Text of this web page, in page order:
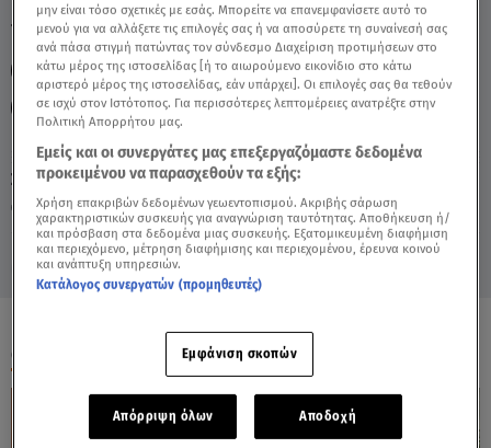
Σάββατο 8 Αυγούστου 2026
03.12.21, 12:26 ΖΩΔΙΑ
TAGS: ΖΩΔΙΑ ΣΚΟΡΠΙΟΣ ΑΣΗ ΜΠΗΛΙΟΥ
ΖΩΔΙΑ ΑΣΗ ΜΠΗΛΙΟΥ
ΑΣΤΡΟΛΟΓΙΚΕΣ ΠΡΟΒΛΕΨΕΙΣ
ΗΜΕΡΗΣΙΕΣ ΠΡΟΒΛΕΨΕΙΣ
BREAKFAST@STAR
ΟΛΑ ΤΑ ΒΙΝΤΕΟ
μην είναι τόσο σχετικές με εσάς. Μπορείτε να επανεμφανίσετε αυτό το
μενού για να αλλάξετε τις επιλογές σας ή να αποσύρετε τη συναίνεσή σας
ανά πάσα στιγμή πατώντας τον σύνδεσμο Διαχείριση προτιμήσεων στο
κάτω μέρος της ιστοσελίδας [ή το αιωρούμενο εικονίδιο στο κάτω
αριστερό μέρος της ιστοσελίδας, εάν υπάρχει]. Οι επιλογές σας θα τεθούν
σε ισχύ στον Ιστότοπος. Για περισσότερες λεπτομέρειες ανατρέξτε στην
Πολιτική Απορρήτου μας.
Εμείς και οι συνεργάτες μας επεξεργαζόμαστε δεδομένα
προκειμένου να παρασχεθούν τα εξής:
Χρήση επακριβών δεδομένων γεωεντοπισμού. Ακριβής σάρωση
χαρακτηριστικών συσκευής για αναγνώριση ταυτότητας. Αποθήκευση ή/
και πρόσβαση στα δεδομένα μιας συσκευής. Εξατομικευμένη διαφήμιση
και περιεχόμενο, μέτρηση διαφήμισης και περιεχομένου, έρευνα κοινού
και ανάπτυξη υπηρεσιών.
Κατάλογος συνεργατών (προμηθευτές)
Εμφάνιση σκοπών
Απόρριψη όλων Αποδοχή